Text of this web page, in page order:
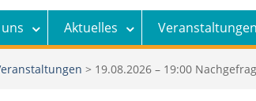
Aktuelles Veranstaltungen
> 19.08.2026 – 19:00